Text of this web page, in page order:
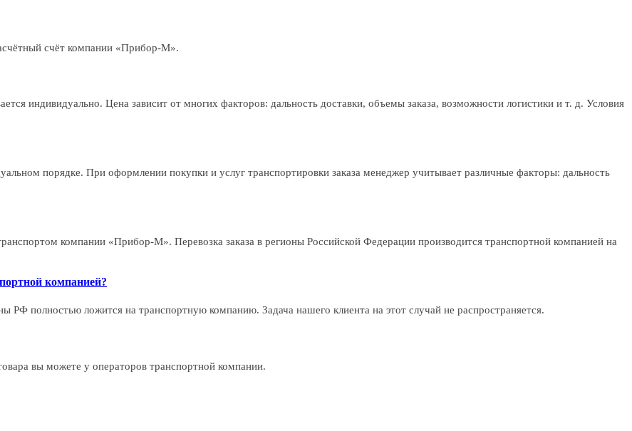
счёт компании «Прибор-М».
индивидуально. Цена зависит от многих факторов: дальность доставки, объемы заказа, возможности логистики и т. д. Условия
порядке. При оформлении покупки и услуг транспортировки заказа менеджер учитывает различные факторы: дальность
компании «Прибор-М». Перевозка заказа в регионы Российской Федерации производится транспортной компанией на
компанией?
РФ полностью ложится на транспортную компанию. Задача нашего клиента на этот случай не распространяется.
вы можете у операторов транспортной компании.